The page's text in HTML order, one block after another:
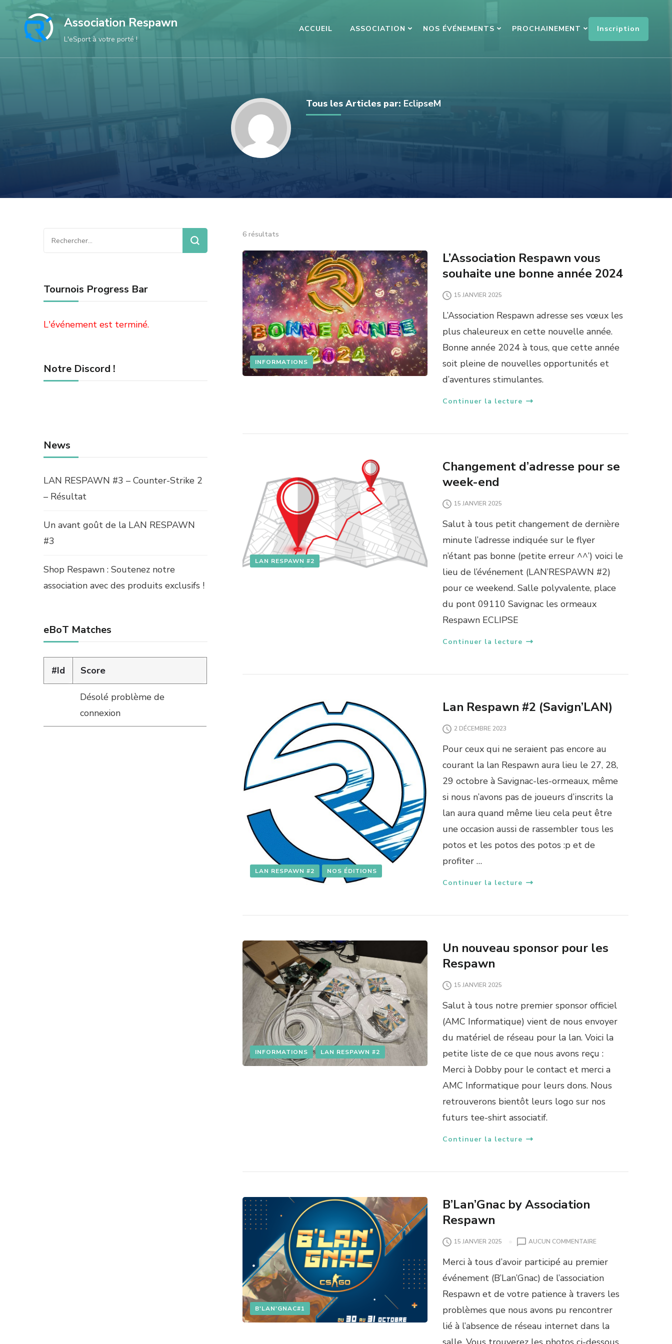
contenu
(Pressez
Association Respawn
L'eSport à votre porté !
ACCUEIL ASSOCIATION NOS ÉVÉNEMENTS PROCHAINEMENT Inscription
Tous les Articles par: EclipseM
6 résultats
INFORMATIONS
L’Association Respawn vous
souhaite une bonne année 2024
15 JANVIER 2025
L’Association Respawn adresse ses vœux les
plus chaleureux en cette nouvelle année.
Bonne année 2024 à tous, que cette année
soit pleine de nouvelles opportunités et
d’aventures stimulantes.
Continuer la lecture
LAN RESPAWN #2
Changement d’adresse pour se
week-end
15 JANVIER 2025
Salut à tous petit changement de dernière
minute l’adresse indiquée sur le flyer
n’étant pas bonne (petite erreur ^^’) voici le
lieu de l’événement (LAN’RESPAWN #2)
pour ce weekend. Salle polyvalente, place
du pont 09110 Savignac les ormeaux
Respawn ECLIPSE
Continuer la lecture
LAN RESPAWN #2 NOS ÉDITIONS
Lan Respawn #2 (Savign’LAN)
2 DÉCEMBRE 2023
Pour ceux qui ne seraient pas encore au
courant la lan Respawn aura lieu le 27, 28,
29 octobre à Savignac-les-ormeaux, même
si nous n’avons pas de joueurs d’inscrits la
lan aura quand même lieu cela peut être
une occasion aussi de rassembler tous les
potos et les potos des potos :p et de
profiter …
Continuer la lecture
INFORMATIONS LAN RESPAWN #2
Un nouveau sponsor pour les
Respawn
15 JANVIER 2025
Salut à tous notre premier sponsor officiel
(AMC Informatique) vient de nous envoyer
du matériel de réseau pour la lan. Voici la
petite liste de ce que nous avons reçu :
Merci à Dobby pour le contact et merci a
AMC Informatique pour leurs dons. Nous
retrouverons bientôt leurs logo sur nos
futurs tee-shirt associatif.
Continuer la lecture
B'LAN'GNAC#1
B’Lan’Gnac by Association
Respawn
15 JANVIER 2025 AUCUN COMMENTAIRES
R
’
L
N
’
Merci à tous d’avoir participé au premier
événement (B’Lan’Gnac) de l’association
Respawn et de votre patience à travers les
problèmes que nous avons pu rencontrer
lié à l’absence de réseau internet dans la
Rechercher :
Tournois Progress Bar
L'événement est terminé.
Notre Discord !
News
LAN RESPAWN #3 – Counter-Strike 2
– Résultat
Un avant goût de la LAN RESPAWN
#3
Shop Respawn : Soutenez notre
association avec des produits exclusifs !
eBoT Matches
#Id Score
Désolé problème de
connexion